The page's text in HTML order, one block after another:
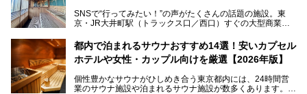
本記事では、そもそもこれらがどんな銭湯なのか、その気に
いおしゃれな名店15選を、おすすめの順番で一挙にご紹介
します。
SNSで“行ってみたい！”の声がたくさんの話題の施設。東
京・JR大井町駅（トラックス口／西口）すぐの大型商業施
ツァ大井町トラックス」がニューオープン。施設の様子をレ
ポ―トします。
都内で泊まれるサウナおすすめ14選！安いカプセル
ホテルや女性・カップル向けを厳選【2026年版】
個性豊かなサウナがひしめき合う東京都内には、24時間営
業のサウナ施設や泊まれるサウナ施設が数多くあります。